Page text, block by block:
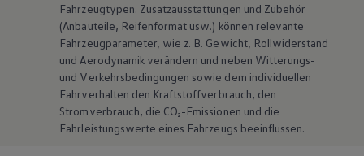
Fahrzeugtypen. Zusatzausstattungen und Zubehör
(Anbauteile, Reifenformat usw.) können relevante
Fahrzeugparameter, wie z. B. Gewicht, Rollwiderstand
und Aerodynamik verändern und neben Witterungs-
und Verkehrsbedingungen sowie dem individuellen
Fahrverhalten den Kraftstoffverbrauch, den
Stromverbrauch, die CO₂-Emissionen und die
Fahrleistungswerte eines Fahrzeugs beeinflussen.